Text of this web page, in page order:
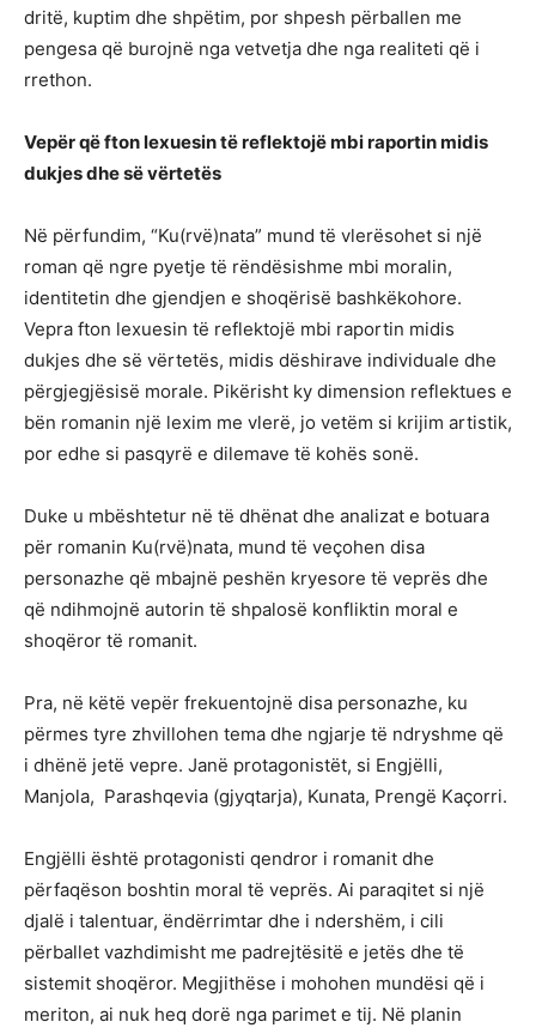
dritë, kuptim dhe shpëtim, por shpesh përballen me
pengesa që burojnë nga vetvetja dhe nga realiteti që i
rrethon.
Vepër që fton lexuesin të reflektojë mbi raportin midis
dukjes dhe së vërtetës
Në përfundim, “Ku(rvë)nata” mund të vlerësohet si një
roman që ngre pyetje të rëndësishme mbi moralin,
identitetin dhe gjendjen e shoqërisë bashkëkohore.
Vepra fton lexuesin të reflektojë mbi raportin midis
dukjes dhe së vërtetës, midis dëshirave individuale dhe
përgjegjësisë morale. Pikërisht ky dimension reflektues e
bën romanin një lexim me vlerë, jo vetëm si krijim artistik,
por edhe si pasqyrë e dilemave të kohës sonë.
Duke u mbështetur në të dhënat dhe analizat e botuara
për romanin Ku(rvë)nata, mund të veçohen disa
personazhe që mbajnë peshën kryesore të veprës dhe
që ndihmojnë autorin të shpalosë konfliktin moral e
shoqëror të romanit.
Pra, në këtë vepër frekuentojnë disa personazhe, ku
përmes tyre zhvillohen tema dhe ngjarje të ndryshme që
i dhënë jetë vepre. Janë protagonistët, si Engjëlli,
Manjola, Parashqevia (gjyqtarja), Kunata, Prengë Kaçorri.
Engjëlli është protagonisti qendror i romanit dhe
përfaqëson boshtin moral të veprës. Ai paraqitet si një
djalë i talentuar, ëndërrimtar dhe i ndershëm, i cili
përballet vazhdimisht me padrejtësitë e jetës dhe të
sistemit shoqëror. Megjithëse i mohohen mundësi që i
meriton, ai nuk heq dorë nga parimet e tij. Në planin